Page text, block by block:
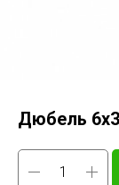
Дюбель